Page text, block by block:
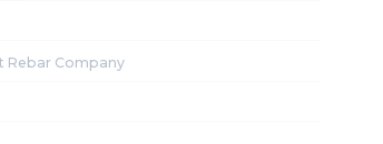
Rebar Company